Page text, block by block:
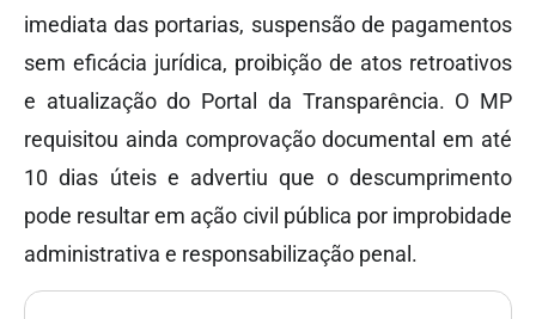
imediata das portarias, suspensão de pagamentos
sem eficácia jurídica, proibição de atos retroativos
e atualização do Portal da Transparência. O MP
requisitou ainda comprovação documental em até
10 dias úteis e advertiu que o descumprimento
pode resultar em ação civil pública por improbidade
administrativa e responsabilização penal.